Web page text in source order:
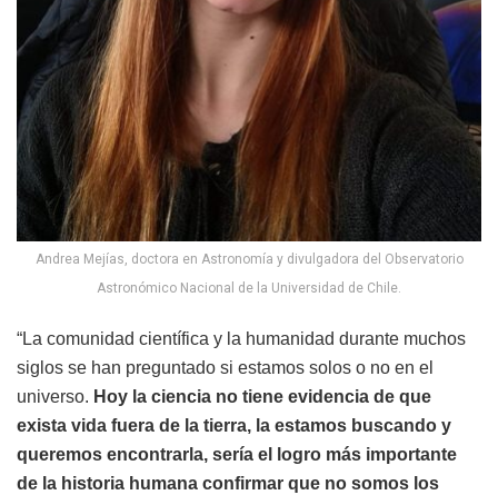
Andrea Mejías, doctora en Astronomía y divulgadora del Observatorio
Astronómico Nacional de la Universidad de Chile.
“La comunidad científica y la humanidad durante muchos
siglos se han preguntado si estamos solos o no en el
universo. Hoy la ciencia no tiene evidencia de que
exista vida fuera de la tierra, la estamos buscando y
queremos encontrarla, sería el logro más importante
de la historia humana confirmar que no somos los